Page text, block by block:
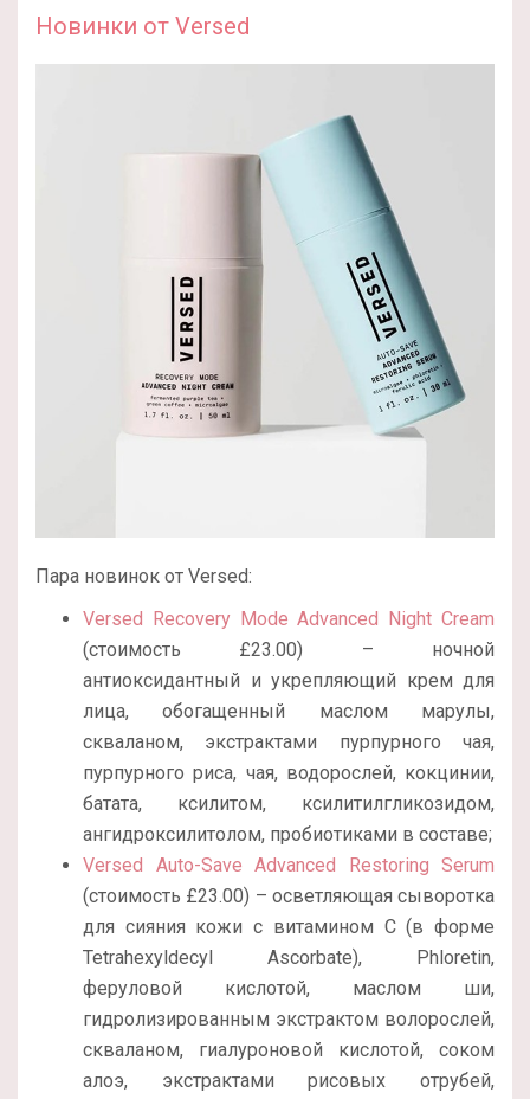
Новинки от Versed
Пара новинок от Versed:
Versed Recovery Mode Advanced Night Cream
(стоимость £23.00) – ночной
антиоксидантный и укрепляющий крем для
лица, обогащенный маслом марулы,
скваланом, экстрактами пурпурного чая,
пурпурного риса, чая, водорослей, кокцинии,
батата, ксилитом, ксилитилгликозидом,
ангидроксилитолом, пробиотиками в составе;
Versed Auto-Save Advanced Restoring Serum
(стоимость £23.00) – осветляющая сыворотка
для сияния кожи с витамином С (в форме
Tetrahexyldecyl Ascorbate), Phloretin,
феруловой кислотой, маслом ши,
гидролизированным экстрактом волорослей,
скваланом, гиалуроновой кислотой, соком
алоэ, экстрактами рисовых отрубей,